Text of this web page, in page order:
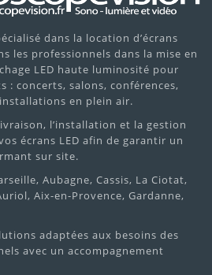
dans la location d’écrans
les professionnels dans la mise en
LED haute luminosité pour
: concerts, salons, conférences,
en plein air.
l’installation et la gestion
écrans LED afin de garantir un
sur site.
Aubagne, Cassis, La Ciotat,
Aix-en-Provence, Gardanne,
adaptées aux besoins des
avec un accompagnement